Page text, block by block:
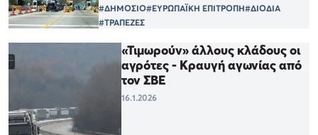
#ΔΗΜΟΣΙΟ#ΕΥΡΩΠΑΪΚΗ ΕΠΙΤΡΟΠΗ#ΔΙΟΔΙΑ
#ΤΡΑΠΕΖΕΣ
«Τιμωρούν» άλλους κλάδους οι
αγρότες - Κραυγή αγωνίας από
τον ΣΒΕ
16.1.2026